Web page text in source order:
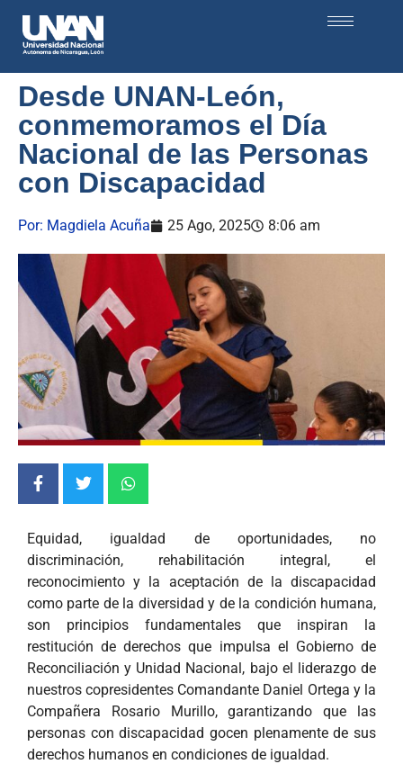
Desde UNAN-León,
conmemoramos el Día
Nacional de las Personas
con Discapacidad
Por: Magdiela Acuña 25 Ago, 2025 8:06 am
Equidad, igualdad de oportunidades, no
discriminación, rehabilitación integral, el
reconocimiento y la aceptación de la discapacidad
como parte de la diversidad y de la condición humana,
son principios fundamentales que inspiran la
restitución de derechos que impulsa el Gobierno de
Reconciliación y Unidad Nacional, bajo el liderazgo de
nuestros copresidentes Comandante Daniel Ortega y la
Compañera Rosario Murillo, garantizando que las
personas con discapacidad gocen plenamente de sus
derechos humanos en condiciones de igualdad.